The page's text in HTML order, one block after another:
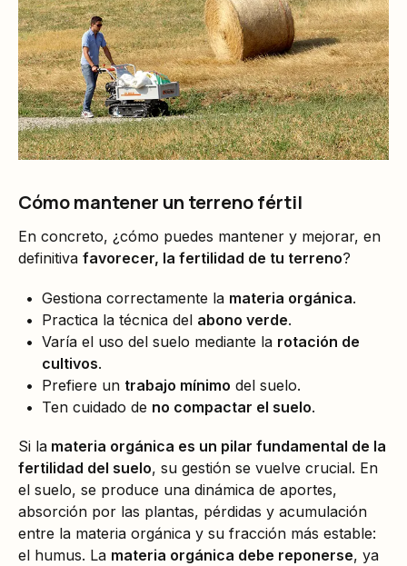
Cómo mantener un terreno fértil
En concreto, ¿cómo puedes mantener y mejorar, en
definitiva favorecer, la fertilidad de tu terreno?
Gestiona correctamente la materia orgánica.
Practica la técnica del abono verde.
Varía el uso del suelo mediante la rotación de
cultivos.
Prefiere un trabajo mínimo del suelo.
Ten cuidado de no compactar el suelo.
Si la materia orgánica es un pilar fundamental de la
fertilidad del suelo, su gestión se vuelve crucial. En
el suelo, se produce una dinámica de aportes,
absorción por las plantas, pérdidas y acumulación
entre la materia orgánica y su fracción más estable:
el humus. La materia orgánica debe reponerse, ya